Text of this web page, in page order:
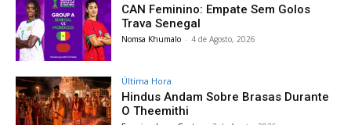
CAN Feminino: Empate Sem Golos
Trava Senegal
Nomsa Khumalo - 4 de Agosto, 2026
Última Hora
Hindus Andam Sobre Brasas Durante
O Theemithi